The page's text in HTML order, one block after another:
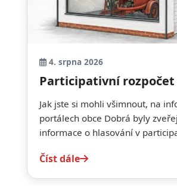
4. srpna 2026
Participativní rozpočet
Jak jste si mohli všimnout, na
portálech obce Dobrá byly
informace o hlasování v
Číst dále